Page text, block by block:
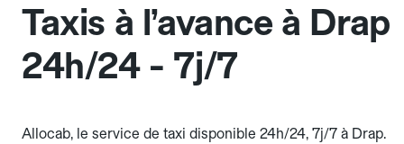
Taxis à l’avance à Drap
24h/24 - 7j/7
Allocab, le service de taxi disponible 24h/24, 7j/7 à Drap.